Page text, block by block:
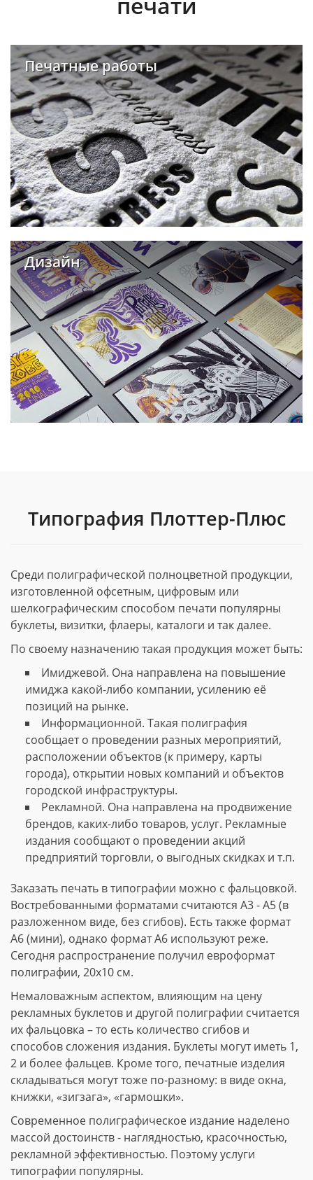
Печатные работы
Дизайн
Типография Плоттер-Плюс
Среди полиграфической полноцветной продукции,
изготовленной офсетным, цифровым или
шелкографическим способом печати популярны
буклеты, визитки, флаеры, каталоги и так далее.
По своему назначению такая продукция может быть:
Имиджевой. Она направлена на повышение
имиджа какой-либо компании, усилению её
позиций на рынке.
Информационной. Такая полиграфия
сообщает о проведении разных мероприятий,
расположении объектов (к примеру, карты
города), открытии новых компаний и объектов
городской инфраструктуры.
Рекламной. Она направлена на продвижение
брендов, каких-либо товаров, услуг. Рекламные
издания сообщают о проведении акций
предприятий торговли, о выгодных скидках и т.п.
Заказать печать в типографии можно с фальцовкой.
Востребованными форматами считаются А3 - А5 (в
разложенном виде, без сгибов). Есть также формат
А6 (мини), однако формат А6 используют реже.
Сегодня распространение получил евроформат
полиграфии, 20х10 см.
Немаловажным аспектом, влияющим на цену
рекламных буклетов и другой полиграфии считается
их фальцовка – то есть количество сгибов и
способов сложения издания. Буклеты могут иметь 1,
2 и более фальцев. Кроме того, печатные изделия
складываться могут тоже по-разному: в виде окна,
книжки, «зигзага», «гармошки».
Современное полиграфическое издание наделено
массой достоинств - наглядностью, красочностью,
рекламной эффективностью. Поэтому услуги
типографии популярны.